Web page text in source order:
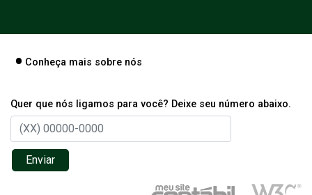
Conheça mais sobre nós
Quer que nós ligamos para você? Deixe seu número abaixo.
Enviar